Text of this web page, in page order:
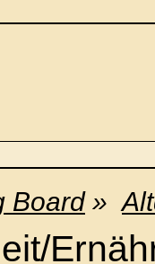
Board»